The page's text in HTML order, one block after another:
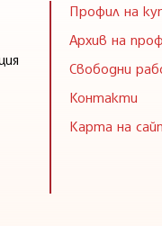
Профил на
Архив на
Свободни
Контакти
Карта на